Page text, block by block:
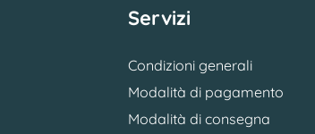
Servizi
Condizioni generali
Modalità di pagamento
Modalità di consegna